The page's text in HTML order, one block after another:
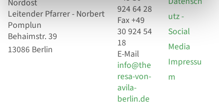
Nordost
Leitender Pfarrer - Norbert
Pomplun
Behaimstr. 39
13086 Berlin
924 64 28
Fax +49
30 924 54
18
E-Mail
info@the
resa-von-
avila-
berlin.de
utz -
Social
Media
Impressu
m